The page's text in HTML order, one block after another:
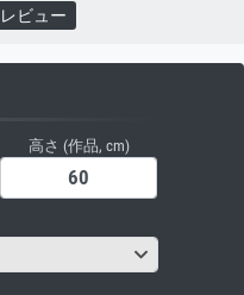
ビュー
高さ (作品, cm)